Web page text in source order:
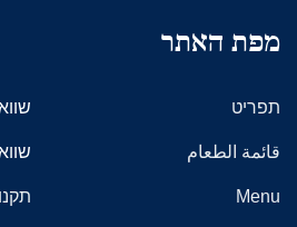
מפת האתר
תפריט
قائمة الطعام
Menu